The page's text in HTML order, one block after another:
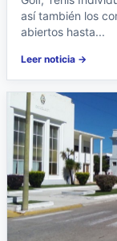
así también los
abiertos hasta...
Leer noticia →